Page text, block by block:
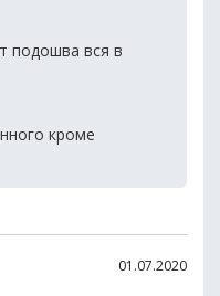
подошва вся в
кроме
01.07.2020